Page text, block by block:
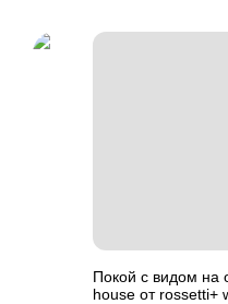
Покой с видом на
house от rossetti+